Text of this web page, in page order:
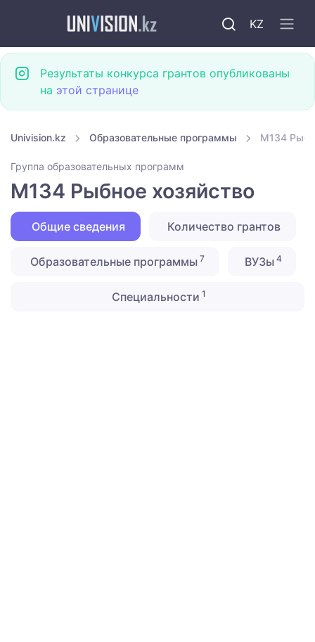
KZ
Результаты конкурса грантов опубликованы
на этой странице
Univision.kz Образовательные программы M134
Группа образовательных программ
M134 Рыбное хозяйство
Общие сведения Количество грантов
Образовательные программы 7 ВУЗы4
Специальности 1